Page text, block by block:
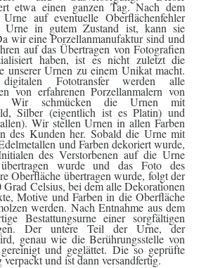
etwa einen ganzen Tag. Nach dem
auf eventuelle Oberflächenfehler
Urne in gutem Zustand ist, kann sie
wir eine Porzellanmanufaktur sind und
auf das Übertragen von Fotografien
haben, ist es nicht zuletzt die
unserer Urnen zu einem Unikat macht.
Fototransfer werden alle
von erfahrenen Porzellanmalern von
Wir schmücken die Urnen mit
Silber (eigentlich ist es Platin) und
Wir stellen Urnen in allen Farben
des Kunden her. Sobald die Urne mit
und Farben dekoriert wurde,
des Verstorbenen auf die Urne
wurde und das Foto des
Oberfläche übertragen wurde, folgt der
Celsius, bei dem alle Dekorationen
Motive und Farben in die Oberfläche
werden. Nach Entnahme aus dem
Bestattungsurne einer sorgfältigen
Der untere Teil der Urne, der
genau wie die Berührungsstelle von
und geglättet. Die so geprüfte
und ist dann versandfertig.